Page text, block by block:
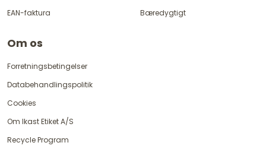
EAN-faktura
Bæredygtigt
Om os
Forretningsbetingelser
Databehandlingspolitik
Cookies
Om Ikast Etiket A/S
Recycle Program